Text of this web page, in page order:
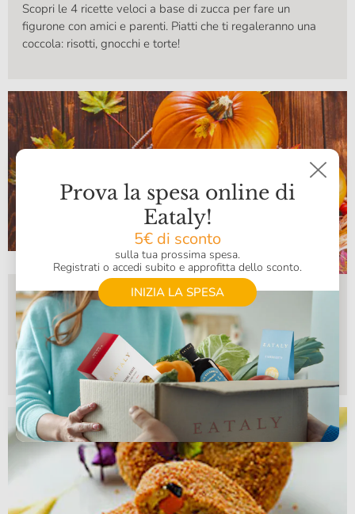
Scopri le 4 ricette veloci a base di zucca per fare un
figurone con amici e parenti. Piatti che ti regaleranno una
coccola: risotti, gnocchi e torte!
Ricetta
Come usare la zucca in cucina
Come si usa la zucca in cucina? Delicata, colorata e
buonissima, esistono moltissimi modi per cucinare la zucca,
dall'antipasto al dolce. Scoprili tutti!
Prova la spesa online di
Eataly!
5€ di sconto
sulla tua prossima spesa.
Registrati o accedi subito e approfitta dello sconto.
INIZIA LA SPESA